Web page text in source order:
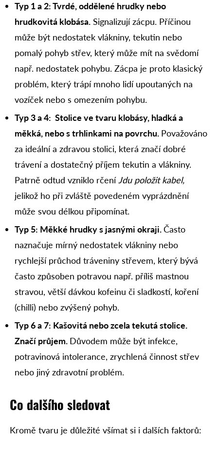
Typ 1 a 2:Tvrdé, oddělené hrudky nebo
hrudkovitá klobása. Signalizují zácpu. Příčinou
může být nedostatek vlákniny, tekutin nebo
pomalý pohyb střev, který může mít na svědomí
např. nedostatek pohybu. Zácpa je proto klasický
problém, který trápí mnoho lidí upoutaných na
vozíček nebo s omezením pohybu.
Typ 3 a 4: Stolice ve tvaru klobásy, hladká a
měkká, nebo s trhlinkami na povrchu. Považováno
za ideální a zdravou stolici, která značí dobré
trávení a dostatečný příjem tekutin a vlákniny.
Patrně odtud vzniklo rčeníJdu položit kabel,
jelikož ho při zvláště povedeném vyprázdnění
může svou délkou připomínat.
Typ 5: Měkké hrudky s jasnými okraji.Často
naznačuje mírný nedostatek vlákniny nebo
rychlejší průchod tráveniny střevem, který bývá
často způsoben potravou např. příliš mastnou
stravou, větší dávkou kofeinu či sladkostí, koření
(chilli) nebo zvýšený pohyb.
Typ 6 a 7: Kašovitá nebo zcela tekutá stolice.
Značí průjem. Důvodem může být infekce,
potravinová intolerance, zrychlená činnost střev
nebo jiný zdravotní problém.
Co dalšího sledovat
Kromě tvaru je důležité všímat si i dalších faktorů: